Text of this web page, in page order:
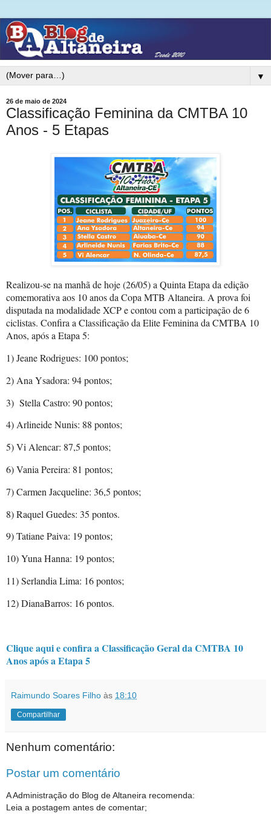
▼
26 de maio de 2024
Classificação Feminina da CMTBA 10
Anos - 5 Etapas
Realizou-se na manhã de hoje (26/05) a Quinta Etapa da edição
comemorativa aos 10 anos da Copa MTB Altaneira. A prova foi
disputada na modalidade XCP e contou com a participação de 6
ciclistas. Confira a Classificação da Elite Feminina da CMTBA 10
Anos, após a Etapa 5:
1) Jeane Rodrigues: 100 pontos;
2) Ana Ysadora: 94 pontos;
3) Stella Castro: 90 pontos;
4) Arlineide Nunis: 88 pontos;
5) Vi Alencar: 87,5 pontos;
6) Vania Pereira: 81 pontos;
7) Carmen Jacqueline: 36,5 pontos;
8) Raquel Guedes: 35 pontos.
9) Tatiane Paiva: 19 pontos;
10) Yuna Hanna: 19 pontos;
11) Serlandia Lima: 16 pontos;
12) DianaBarros: 16 pontos.
Clique aqui e confira a Classificação Geral da CMTBA 10
Anos após a Etapa 5
Raimundo Soares Filho às 18:10
Compartilhar
Nenhum comentário:
Postar um comentário
A Administração do Blog de Altaneira recomenda:
Leia a postagem antes de comentar;